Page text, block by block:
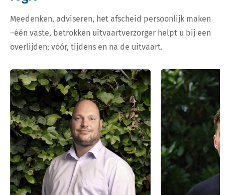
Meedenken, adviseren, het afscheid persoonlijk maken
–één vaste, betrokken uitvaartverzorger helpt u bij een
overlijden; vóór, tijdens en na de uitvaart.